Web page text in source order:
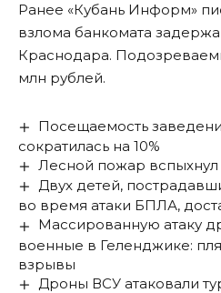
Ранее «Кубань Информ»
взлома банкомата
Краснодара.
млн рублей.
Посещаемость
сократилась на 10%
Лесной пожар
Двух детей,
во время атаки БПЛА,
Массированную атаку
военные в Геленджике:
взрывы
Дроны ВСУ атаковали